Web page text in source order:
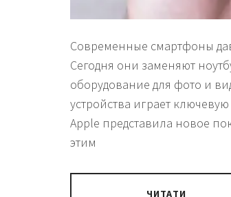
Современные смартфоны
Сегодня они заменяют
оборудование для фото и
устройства играет
Apple представила новое
этим
ЧИТАТИ